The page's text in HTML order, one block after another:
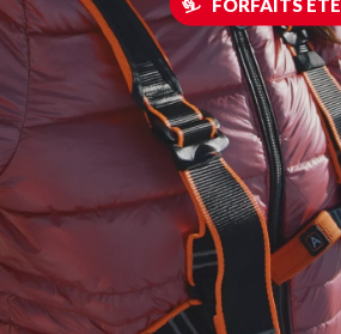
FORFAITS ÉTÉ